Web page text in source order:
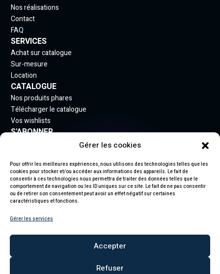
Gérer les cookies
Pour offrir les meilleures expériences, nous utilisons des technologies telles que les
cookies pour stocker et/ou accéder aux informations des appareils. Le fait de
consentir à ces technologies nous permettra de traiter des données telles que le
comportement de navigation ou les ID uniques sur ce site. Le fait de ne pas consentir
ou de retirer son consentement peut avoir un effet négatif sur certaines
caractéristiques et fonctions.
Gérer les services
Accepter
Refuser
Nos réalisations
Contact
FAQ
SERVICES
Achat sur catalogue
Sur-mesure
Location
CATALOGUE
Nos produits phares
Télécharger le catalogue
Vos wishlists
S'ABONNER
Inscrivez-vous à notre newsletter pour rester informé
des nouveautés.
En vous abonnant, vous acceptez notre politique de confidentialité et
recevez des mises à jour.